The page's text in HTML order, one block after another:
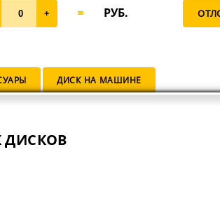
+ РУБ.
ДИСК НА МАШИНЕ
ДИСКОВ